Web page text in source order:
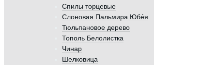
Спилы торцевые
Слоновая Пальмира Юбе́я
Тюльпановое дерево
Тополь Белолистка
Чинар
Шелковица